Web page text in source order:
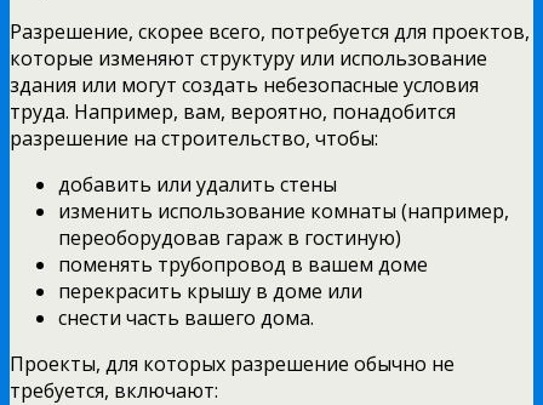
Разрешение, скорее всего, потребуется для проектов,
которые изменяют структуру или использование
здания или могут создать небезопасные условия
труда. Например, вам, вероятно, понадобится
разрешение на строительство, чтобы:
добавить или удалить стены
изменить использование комнаты (например,
переоборудовав гараж в гостиную)
поменять трубопровод в вашем доме
перекрасить крышу в доме или
снести часть вашего дома.
Проекты, для которых разрешение обычно не
требуется, включают: